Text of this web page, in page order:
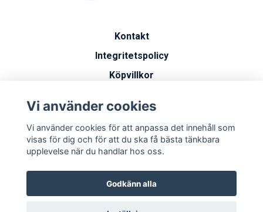
Kontakt
Integritetspolicy
Köpvillkor
Vanliga frågor
Miljöarbete
Vi använder cookies
Vi använder cookies för att anpassa det innehåll som
visas för dig och för att du ska få bästa tänkbara
upplevelse när du handlar hos oss.
Godkänn alla